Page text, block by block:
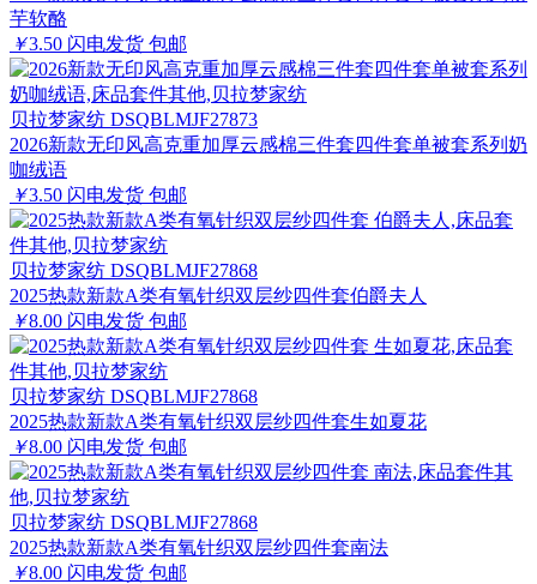
芋软酪
￥3.50 闪电发货 包邮
贝拉梦家纺 DSQBLMJF27873
2026新款无印风高克重加厚云感棉三件套四件套单被套系列奶
咖绒语
￥3.50 闪电发货 包邮
贝拉梦家纺 DSQBLMJF27868
2025热款新款A类有氧针织双层纱四件套伯爵夫人
￥8.00 闪电发货 包邮
贝拉梦家纺 DSQBLMJF27868
2025热款新款A类有氧针织双层纱四件套生如夏花
￥8.00 闪电发货 包邮
贝拉梦家纺 DSQBLMJF27868
2025热款新款A类有氧针织双层纱四件套南法
￥8.00 闪电发货 包邮